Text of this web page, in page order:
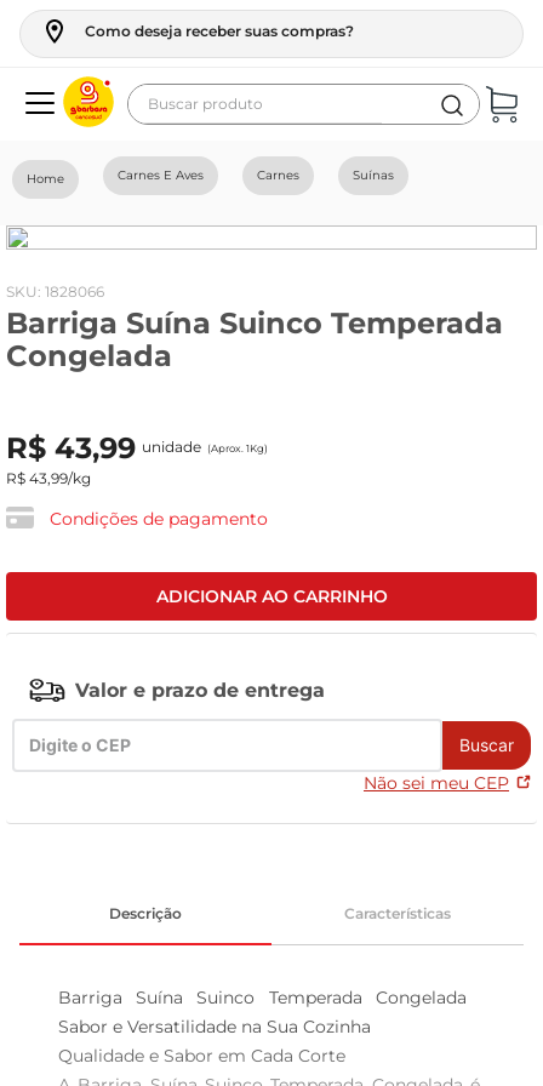
Como deseja receber suas compras?
Buscar produto
Carnes E Aves Carnes Suínas
: 1828066
Barriga Suína Suinco Temperada
Congelada
R$ 43,99 unidade (Aprox. 1Kg)
R$ 43,99/kg
Condições de pagamento
ADICIONAR AO CARRINHO
Valor e prazo de entrega
Buscar
Não sei meu CEP
Descrição Características
Barriga Suína Suinco Temperada Congelada
Sabor e Versatilidade na Sua Cozinha
Qualidade e Sabor em Cada Corte
geladeira
fogao
café
cerveja
leite
vinho
leite pó
tv